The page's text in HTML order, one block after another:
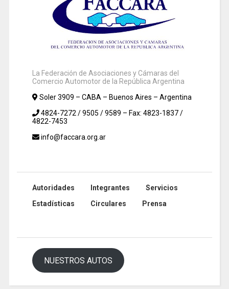
La Federación de Asociaciones y Cámaras del
Comercio Automotor de la República Argentina
Soler 3909 – CABA – Buenos Aires – Argentina
4824-7272 / 9505 / 9589 – Fax: 4823-1837 /
4822-7453
info@faccara.org.ar
Autoridades Integrantes
Servicios
Estadísticas
Circulares Prensa
NUESTROS AUTOS